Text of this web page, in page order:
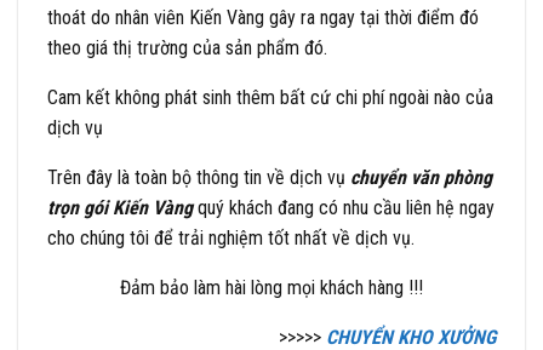
thoát do nhân viên Kiến Vàng gây ra ngay tại thời điểm đó
theo giá thị trường của sản phẩm đó.
Cam kết không phát sinh thêm bất cứ chi phí ngoài nào của
dịch vụ
Trên đây là toàn bộ thông tin về dịch vụ chuyển văn phòng
trọn gói Kiến Vàngquý khách đang có nhu cầu liên hệ ngay
cho chúng tôi để trải nghiệm tốt nhất về dịch vụ.
Đảm bảo làm hài lòng mọi khách hàng !!!
>>>>> CHUYỂN KHO XƯỞNG